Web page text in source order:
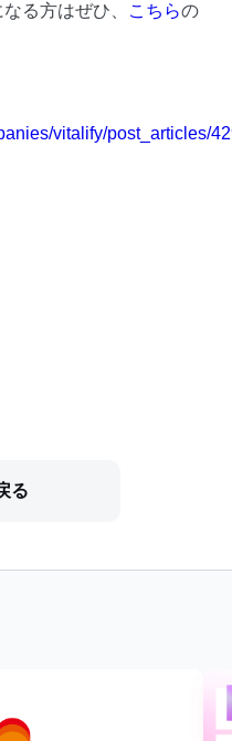
る方はぜひ、
こちらの
vitalify/post_articles/
る